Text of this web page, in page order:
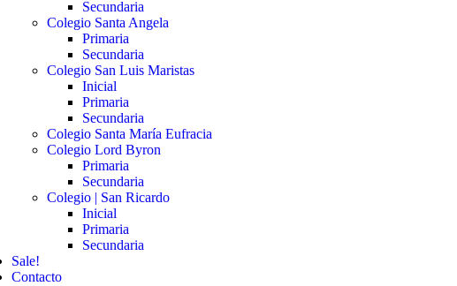
Secundaria
Colegio Santa Angela
Primaria
Secundaria
Colegio San Luis Maristas
Inicial
Primaria
Secundaria
Colegio Santa María Eufracia
Colegio Lord Byron
Primaria
Secundaria
Colegio | San Ricardo
Inicial
Primaria
Secundaria
Sale!
Contacto